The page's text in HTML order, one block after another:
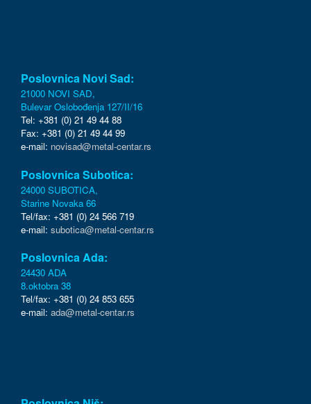
Poslovnica Novi Sad:
21000 NOVI SAD,
Bulevar Oslobođenja 127/II/16
Tel: +381 (0) 21 49 44 88
Fax: +381 (0) 21 49 44 99
e-mail: novisad@metal-centar.rs
Poslovnica Subotica:
24000 SUBOTICA,
Starine Novaka 66
Tel/fax: +381 (0) 24 566 719
e-mail: subotica@metal-centar.rs
Poslovnica Ada:
24430 ADA
8.oktobra 38
Tel/fax: +381 (0) 24 853 655
e-mail: ada@metal-centar.rs